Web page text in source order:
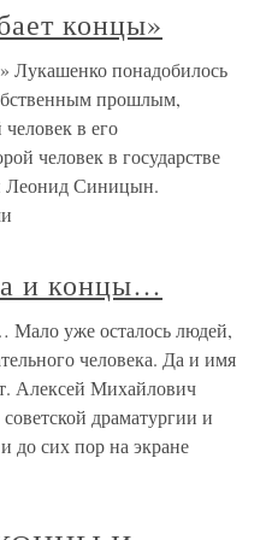
концы»
Лукашенко понадобилось
прошлым,
в его
человек в государстве
Леонид Синицын.
и концы…
уже осталось людей,
человека. Да и имя
Алексей Михайлович
драматургии и
до сих пор на экране